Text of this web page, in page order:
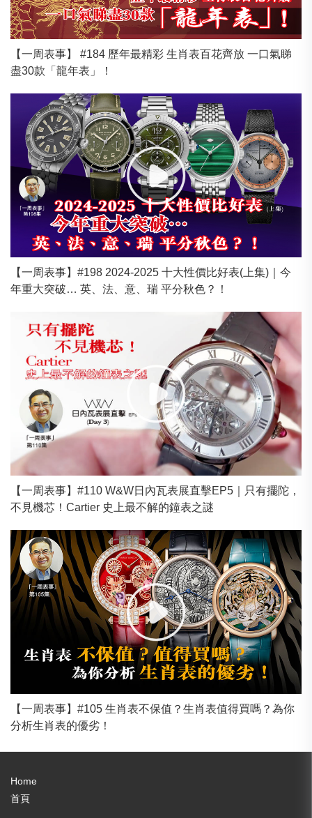
【一周表事】 #184 歷年最精彩 生肖表百花齊放 一口氣睇
盡30款「龍年表」！
【一周表事】#198 2024-2025 十大性價比好表(上集)｜今
年重大突破… 英、法、意、瑞 平分秋色？！
【一周表事】#110 W&W日內瓦表展直擊EP5｜只有擺陀，
不見機芯！Cartier 史上最不解的鐘表之謎
【一周表事】#105 生肖表不保值？生肖表值得買嗎？為你
分析生肖表的優劣！
Home
首頁